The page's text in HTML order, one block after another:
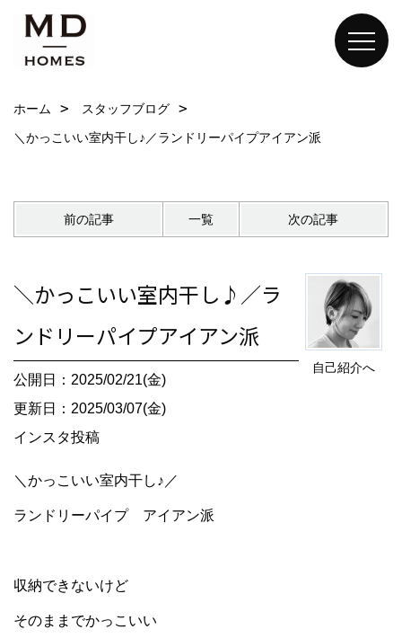
ホーム
スタッフブログ
＼かっこいい室内干し♪／ランドリーパイプアイアン派
前の記事 一覧 次の記事
自己紹介へ
＼かっこいい室内干し♪／ラ
ンドリーパイプアイアン派
公開日：2025/02/21(金)
更新日：2025/03/07(金)
インスタ投稿
＼かっこいい室内干し♪／
ランドリーパイプ アイアン派
収納できないけど
そのままでかっこいい